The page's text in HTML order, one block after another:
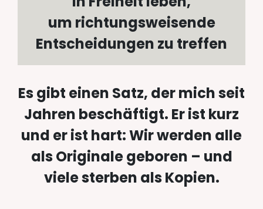
um richtungsweisende
Entscheidungen zu treffen
Es gibt einen Satz, der mich seit
Jahren beschäftigt. Er ist kurz
und er ist hart: Wir werden alle
als Originale geboren – und
viele sterben als Kopien.